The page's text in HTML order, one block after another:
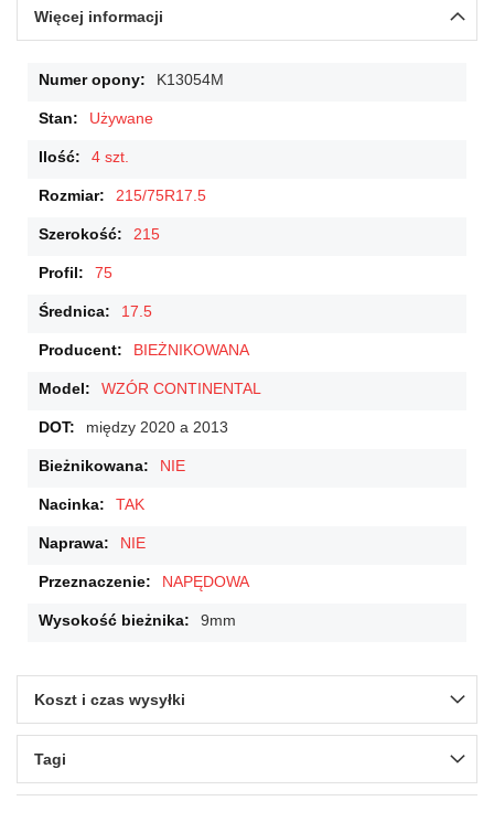
Więcej informacji
Więcej
K13054M
Używane
4 szt.
215/75R17.5
215
75
17.5
BIEŻNIKOWANA
WZÓR CONTINENTAL
między 2020 a 2013
NIE
TAK
NIE
NAPĘDOWA
9mm
Koszt i czas wysyłki
Tagi